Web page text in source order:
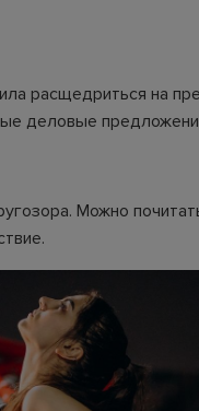
расщедриться на
деловые
Можно